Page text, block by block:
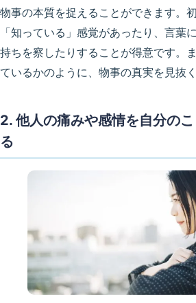
物事の本質を捉えることができます。
「知っている」感覚があったり、言葉
持ちを察したりすることが得意です。
ているかのように、物事の真実を見抜
2. 他人の痛みや感情を自分の
る